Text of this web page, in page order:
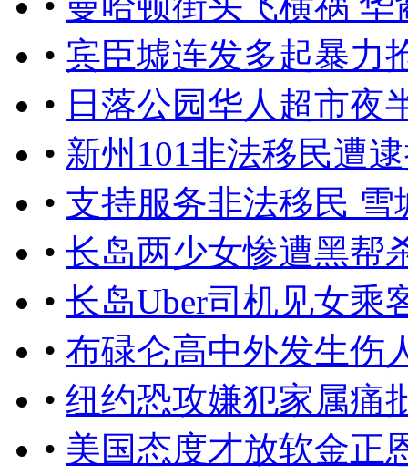
• 宾臣墟连发多起暴力
• 日落公园华人超市夜
• 新州101非法移民遭
• 支持服务非法移民
• 长岛两少女惨遭黑帮
• 长岛Uber司机见女乘
• 布碌仑高中外发生伤
• 纽约恐攻嫌犯家属痛
• 美国态度才放软金正